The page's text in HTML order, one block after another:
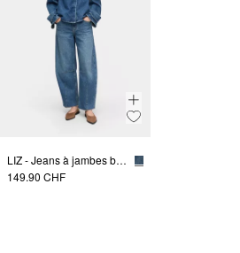
LIZ - Jeans à jambes barrées
149.90 CHF